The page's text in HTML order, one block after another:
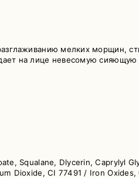
мелких морщин,
на лице невесомую сияющую
Squalane, Dlycerin, Caprylyl
Dioxide, CI 77491 / Iron